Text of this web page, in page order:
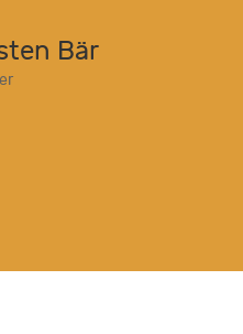
Bär